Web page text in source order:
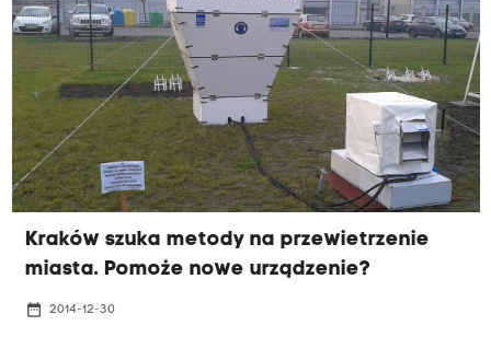
Kraków szuka metody na przewietrzenie
miasta. Pomoże nowe urządzenie?
date_range 2014-12-30